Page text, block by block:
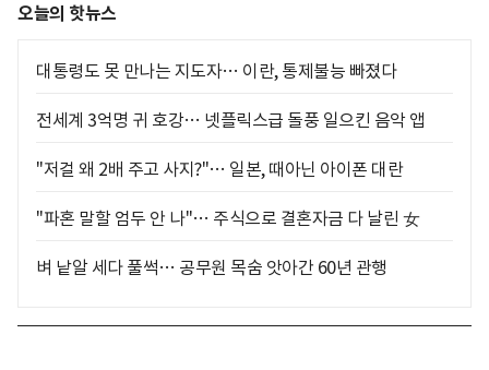
오늘의 핫뉴스
대통령도 못 만나는 지도자… 이란, 통제불능 빠졌다
전세계 3억명 귀 호강… 넷플릭스급 돌풍 일으킨 음악 앱
"저걸 왜 2배 주고 사지?"… 일본, 때아닌 아이폰 대란
"파혼 말할 엄두 안 나"… 주식으로 결혼자금 다 날린 女
벼 낱알 세다 풀썩… 공무원 목숨 앗아간 60년 관행